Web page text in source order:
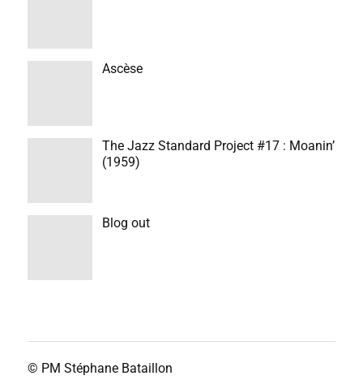
Ascèse
The Jazz Standard Project #17 : Moanin’
(1959)
Blog out
© PM Stéphane Bataillon